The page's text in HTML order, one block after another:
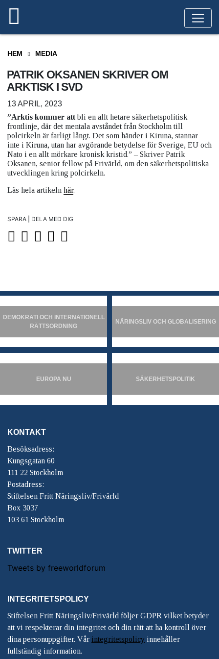
HEM MEDIA
PATRIK OKSANEN SKRIVER OM
ARKTISK I SVD
13 APRIL, 2023
”Arktis kommer attbli en allt hetare säkerhetspolitisk
frontlinje, där det mentala avståndet från Stockholm till
polcirkeln är farligt långt. Det som händer i Kiruna, stannar
inte i Kiruna, utan har avgörande betydelse för Sverige, EU och
Nato i en allt mörkare kronisk kristid.” – Skriver Patrik
Oksanen, senior fellow på Frivärld, om den säkerhetspolitiska
utvecklingen kring polcirkeln.
Läs hela artikeln här.
SPARA | DELA MED DIG
DEMOKRATI OCH INTERNATIONELL
RÄTTSORDNING
NÄRINGSLIV OCH GLOBALISERING
EUROPA NU SÄKERHETSPOLITIK
KONTAKT
Besöksadress:
Kungsgatan 60
111 22 Stockholm
Postadress:
Stiftelsen Fritt Näringsliv/Frivärld
Box 3037
103 61 Stockholm
TWITTER
Tweets by freeworldforum
INTEGRITETSPOLICY
Stiftelsen Fritt Näringsliv/Frivärld följer GDPR vilket betyder
att vi respekterar din integritet och din rätt att ha kontroll över
dina personuppgifter. Vår integritetspolicy innehåller
fullständig information.